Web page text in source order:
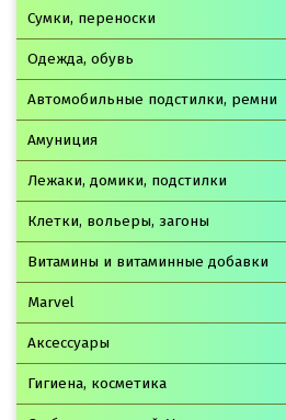
Сумки, переноски
Одежда, обувь
Автомобильные подстилки, ремни
Амуниция
Лежаки, домики, подстилки
Клетки, вольеры, загоны
Витамины и витаминные добавки
Marvel
Аксессуары
Гигиена, косметика